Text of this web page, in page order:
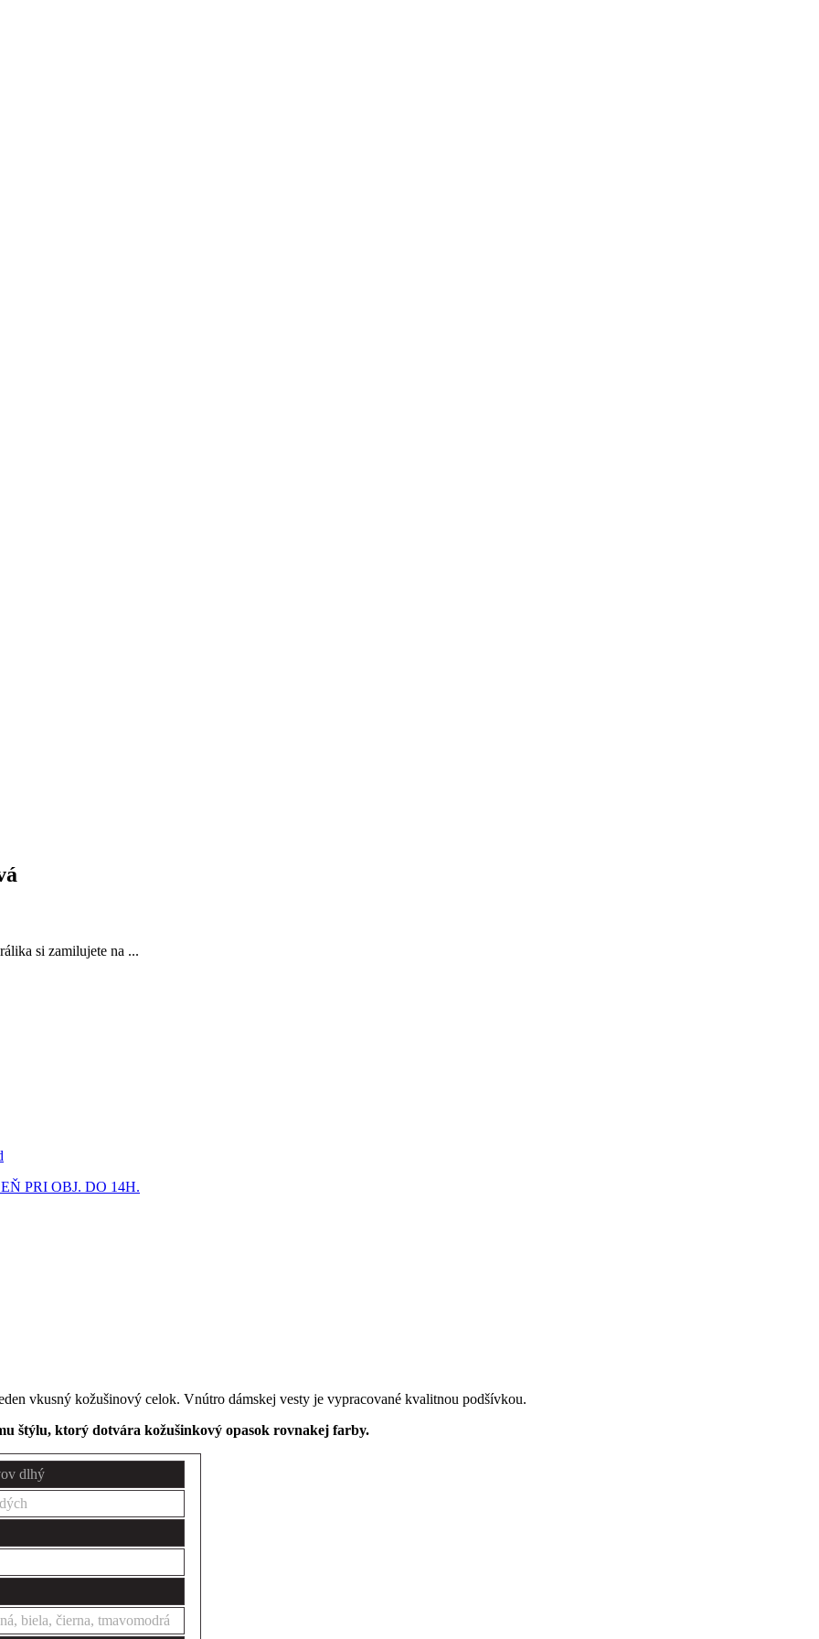
si zamilujete na ...
PRI OBJ. DO 14H.
vkusný kožušinový celok. Vnútro dámskej vesty je vypracované kvalitnou podšívkou.
štýlu, ktorý dotvára kožušinkový opasok rovnakej farby.
dlhý
biela, čierna, tmavomodrá